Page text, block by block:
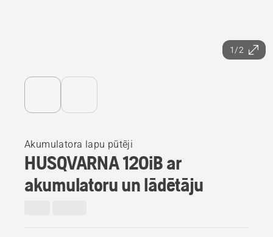
1/2
Akumulatora lapu pūtēji
HUSQVARNA 120iB ar
akumulatoru un lādētāju